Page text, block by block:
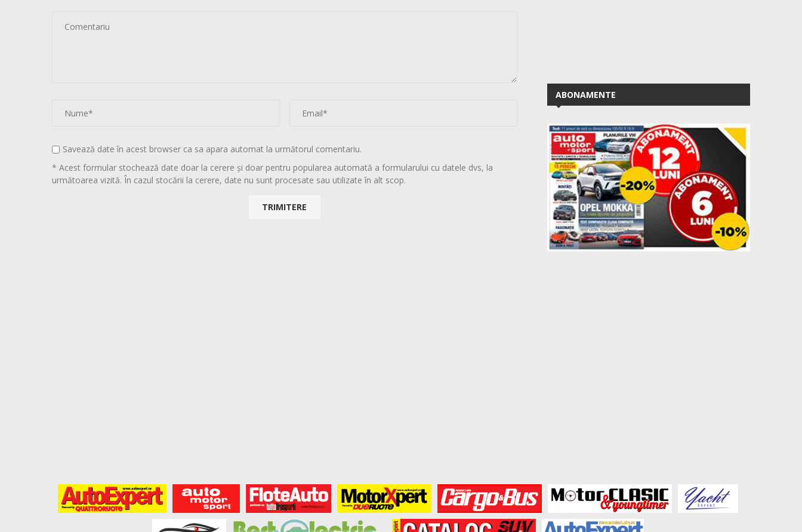
Savează date în acest browser ca sa apara automat la următorul comentariu.
* Acest formular stochează date doar la cerere și doar pentru popularea automată a formularului cu datele dvs, la
următoarea vizită. În cazul stocării la cerere, date nu sunt procesate sau utilizate în alt scop.
ABONAMENTE